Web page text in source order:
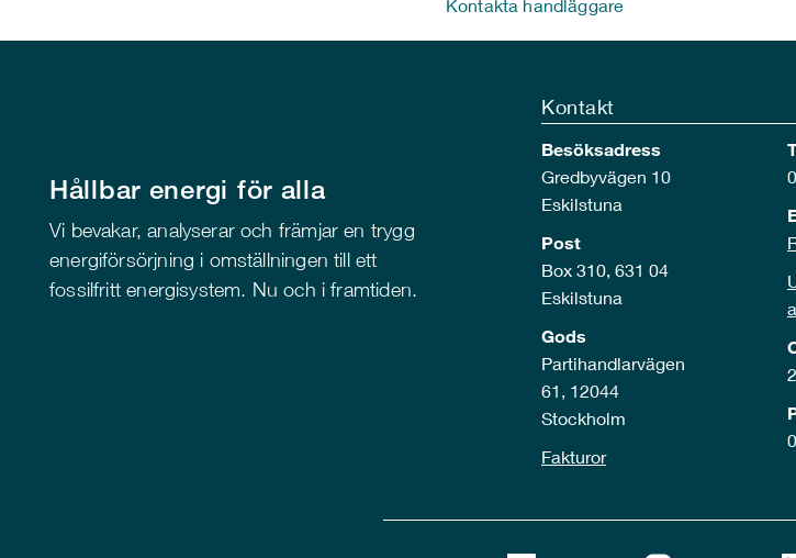
Kontakta handläggare
Hållbar energi för alla
Vi bevakar, analyserar och främjar en trygg
energiförsörjning i omställningen till ett
fossilfritt energisystem. Nu och i framtiden.
Kontakt
Besöksadress
Gredbyvägen 10
Eskilstuna
Post
Box 310, 631 04
Eskilstuna
Gods
Partihandlarvägen
61, 12044
Stockholm
Fakturor